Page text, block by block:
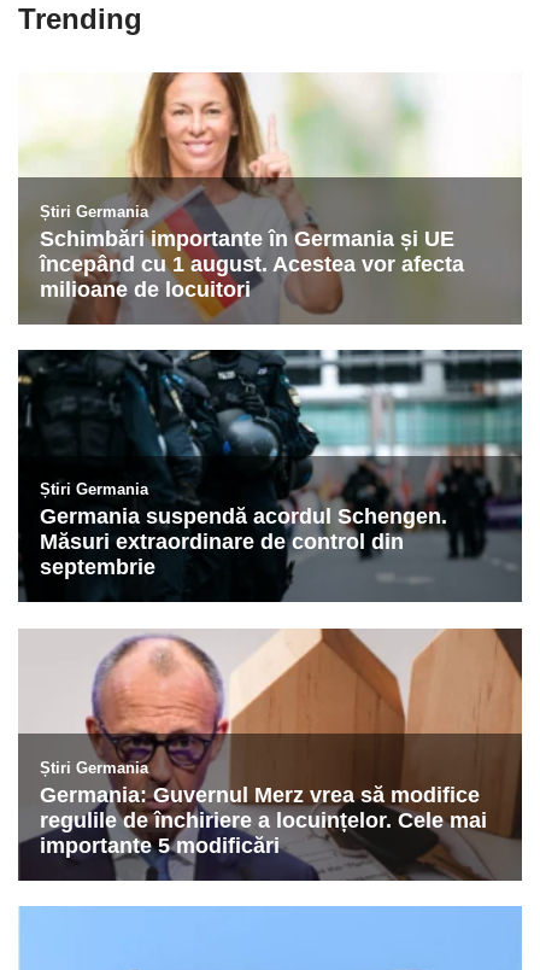
Trending